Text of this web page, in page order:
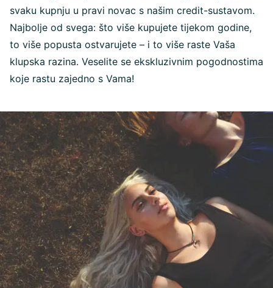
svaku kupnju u pravi novac s našim credit-sustavom.
Najbolje od svega: što više kupujete tijekom godine,
to više popusta ostvarujete – i to više raste Vaša
klupska razina. Veselite se ekskluzivnim pogodnostima
koje rastu zajedno s Vama!